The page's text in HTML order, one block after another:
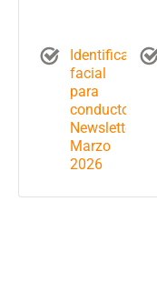
Identificación
facial
para
conductores-
Newsletter
Marzo
2026